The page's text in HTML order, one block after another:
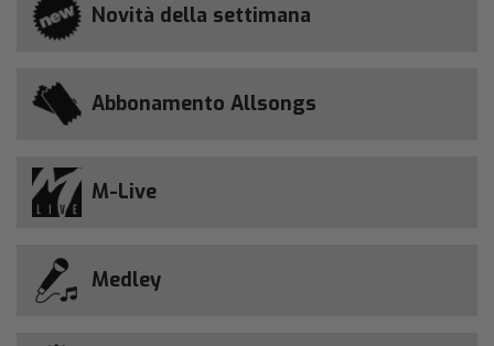
Novità della settimana
Abbonamento Allsongs
M-Live
Medley